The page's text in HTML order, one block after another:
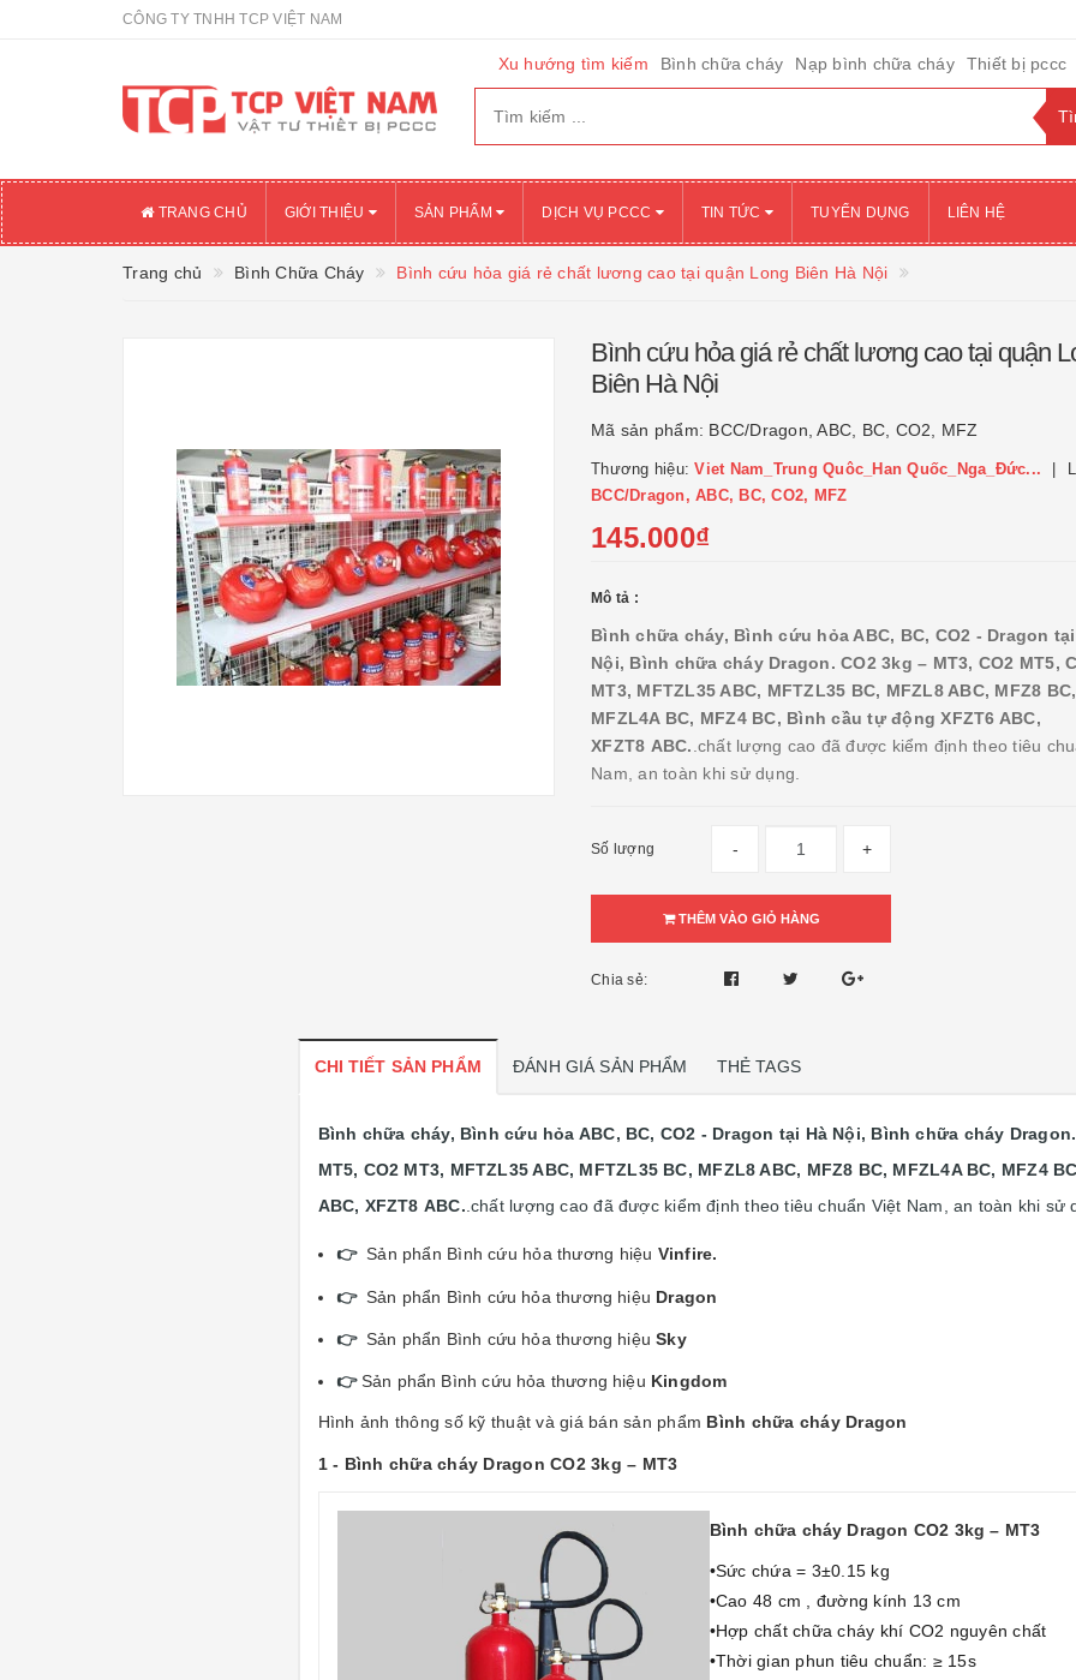
CÔNG TY TNHH TCP VIỆT NAM
Xu hướng tìm kiếm Bình chữa cháy Nạp bình chữa cháy Thiết bị pccc
TRANG CHỦ GIỚI THIỆU SẢN PHẨM DỊCH VỤ PCCC TIN TỨC TUYỂN DỤNG LIÊN HỆ
Trang chủ Bình Chữa Cháy Bình cứu hỏa giá rẻ chất lương cao tại quận Long Biên Hà Nội
Bình cứu hỏa giá rẻ chất lương cao tại quận
Biên Hà Nội
Mã sản phẩm: BCC/Dragon, ABC, BC, CO2, MFZ
Thương hiệu:Viet Nam_Trung Quôc_Han Quốc_Nga_Đức...
BCC/Dragon, ABC, BC, CO2, MFZ
145.000₫
Mô tả :
Bình chữa cháy, Bình cứu hỏa ABC, BC, CO2 - Dragon
Nội, Bình chữa cháy Dragon. CO2 3kg – MT3, CO2 MT5,
MT3, MFTZL35 ABC, MFTZL35 BC, MFZL8 ABC, MFZ8 BC,
MFZL4A BC, MFZ4 BC, Bình cầu tự động XFZT6 ABC,
XFZT8 ABC. .chất lượng cao đã được kiểm định theo tiêu
Nam, an toàn khi sử dụng.
Số lượng - +
THÊM VÀO GIỎ HÀNG
Chia sẻ:
CHI TIẾT SẢN PHẨM ĐÁNH GIÁ SẢN PHẨM THẺ TAGS
Bình chữa cháy, Bình cứu hỏa ABC, BC, CO2 - Dragon tại Hà Nội, Bình chữa cháy Dragon.
MT5, CO2 MT3, MFTZL35 ABC, MFTZL35 BC, MFZL8 ABC, MFZ8 BC, MFZL4A BC, MFZ4
ABC, XFZT8 ABC. .chất lượng cao đã được kiểm định theo tiêu chuẩn Việt Nam, an toàn khi sử
👉Sản phẩn Bình cứu hỏa thương hiệu Vinfire.
👉Sản phẩn Bình cứu hỏa thương hiệu Dragon
👉 Sản phẩn Bình cứu hỏa thương hiệuSky
👉Sản phẩn Bình cứu hỏa thương hiệu Kingdom
Hình ảnh thông số kỹ thuật và giá bán sản phẩm Bình chữa cháy Dragon
1 - Bình chữa cháy Dragon CO2 3kg – MT3
Bình chữa cháy Dragon CO2 3kg – MT3
•Sức chứa = 3±0.15 kg
•Cao 48 cm , đường kính 13 cm
•Hợp chất chữa cháy khí CO2 nguyên chất
•Thời gian phun tiêu chuẩn: ≥ 15s